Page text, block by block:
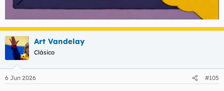
Art Vandelay
Clásico
6 Jun 2026 #105